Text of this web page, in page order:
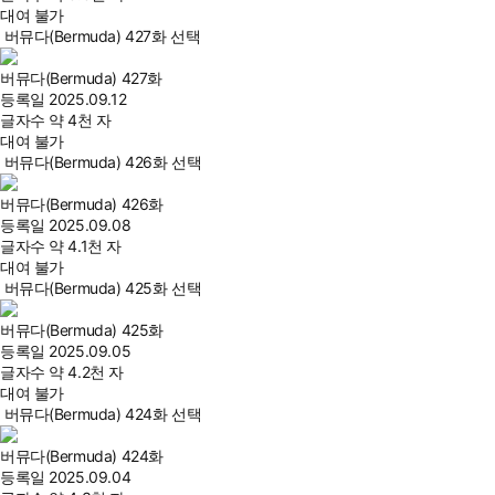
대여 불가
버뮤다(Bermuda) 427화 선택
버뮤다(Bermuda) 427화
등록일 2025.09.12
글자수 약 4천 자
대여 불가
버뮤다(Bermuda) 426화 선택
버뮤다(Bermuda) 426화
등록일 2025.09.08
글자수 약 4.1천 자
대여 불가
버뮤다(Bermuda) 425화 선택
버뮤다(Bermuda) 425화
등록일 2025.09.05
글자수 약 4.2천 자
대여 불가
버뮤다(Bermuda) 424화 선택
버뮤다(Bermuda) 424화
등록일 2025.09.04